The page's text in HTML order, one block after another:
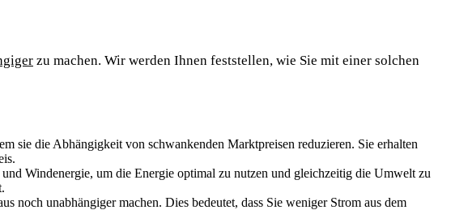
zu machen. Wir werden Ihnen feststellen, wie Sie mit einer solchen
sie die Abhängigkeit von schwankenden Marktpreisen reduzieren. Sie erhalten
Windenergie, um die Energie optimal zu nutzen und gleichzeitig die Umwelt zu
unabhängiger machen. Dies bedeutet, dass Sie weniger Strom aus dem